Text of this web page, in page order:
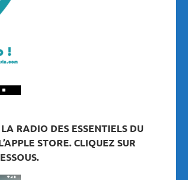
RADIO DES ESSENTIELS DU
STORE. CLIQUEZ SUR